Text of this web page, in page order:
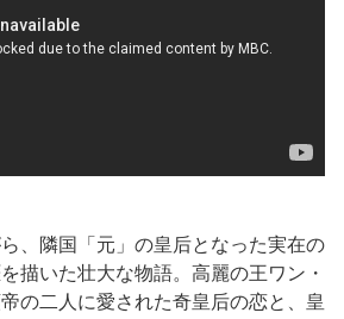
、隣国「元」の皇后となった実在の
描いた壮大な物語。高麗の王ワン・
の二人に愛された奇皇后の恋と、皇